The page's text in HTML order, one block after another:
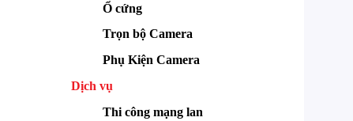
Ổ cứng
Trọn bộ Camera
Phụ Kiện Camera
Dịch vụ
Thi công mạng lan